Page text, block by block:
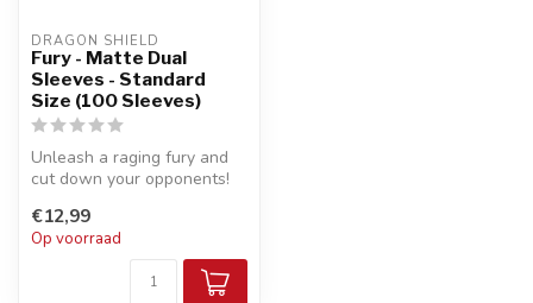
DRAGON SHIELD
Fury - Matte Dual
Sleeves - Standard
Size (100 Sleeves)
Unleash a raging fury and
cut down your opponents!
€12,99
Op voorraad